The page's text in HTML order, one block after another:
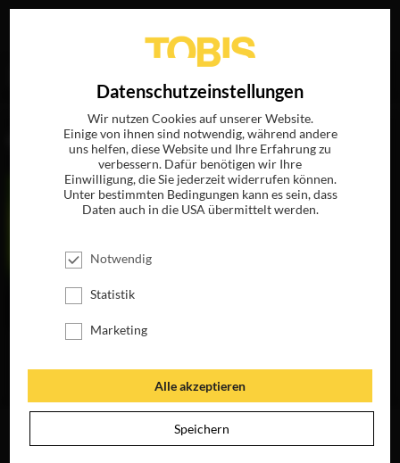
„Eion Bailey“ergab folgende Treffer
JETZT AUF BLU-
Datenschutzeinstellungen
Wir nutzen Cookies auf unserer Website.
Einige von ihnen sind notwendig, während andere
uns helfen, diese Website und Ihre Erfahrung zu
verbessern. Dafür benötigen wir Ihre
Einwilligung, die Sie jederzeit widerrufen können.
Unter bestimmten Bedingungen kann es sein, dass
Daten auch in die USA übermittelt werden.
Notwendig
Statistik
Marketing
Alle akzeptieren
Speichern